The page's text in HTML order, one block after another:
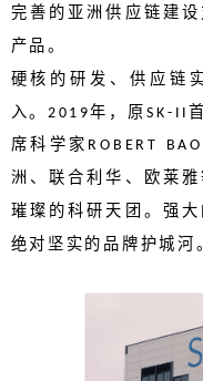
完善的亚洲供应链建
产品。
硬核的研发、供应链
入。 2019年，原 SK-II
席科学家 ROBERT
洲、联合利华、欧莱
璀璨的科研天团。强
绝对坚实的品牌护城河